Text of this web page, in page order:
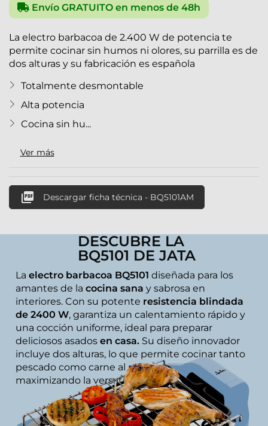
Envío GRATUITO en menos de 48h
La electro barbacoa de 2.400 W de potencia te
permite cocinar sin humos ni olores, su parrilla es de
dos alturas y su fabricación es española
Totalmente desmontable
Alta potencia
Cocina sin hu...
Ver más
 Descargar ficha técnica - BQ5101AM
DESCUBRE LA
BQ5101 DE JATA
La electro barbacoa BQ5101 diseñada para los
amantes de la cocina sana y sabrosa en
interiores. Con su potente resistencia blindada
de 2400 W, garantiza un calentamiento rápido y
una cocción uniforme, ideal para preparar
deliciosos asados en casa. Su diseño innovador
incluye dos alturas, lo que permite cocinar tanto
pescado como carne al mismo tiempo,
maximizando la versatilidad de tus comidas.